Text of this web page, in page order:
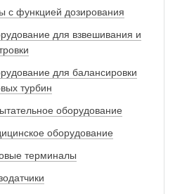
с функцией дозирования
для взвешивания и
для балансировки
турбин
оборудование
оборудование
терминалы